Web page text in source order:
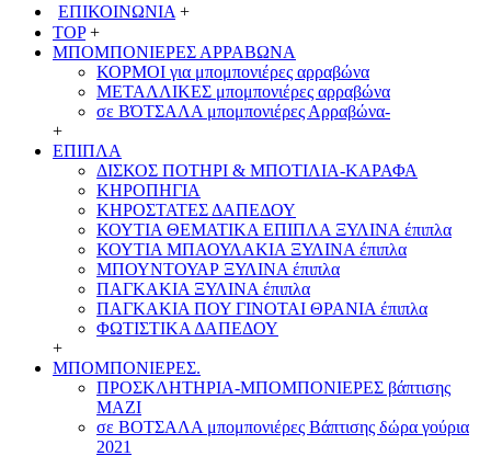
ΕΠΙΚΟΙΝΩΝΙΑ +
TOP +
ΜΠΟΜΠΟΝΙΕΡΕΣ ΑΡΡΑΒΩΝΑ
ΚΟΡΜΟΙ για μπομπονιέρες αρραβώνα
ΜΕΤΑΛΛΙΚΕΣ μπομπονιέρες αρραβώνα
σε ΒΌΤΣΑΛΑ μπομπονιέρες Αρραβώνα-
+
ΕΠΙΠΛΑ
ΔΙΣΚΟΣ ΠΟΤΗΡΙ & ΜΠΟΤΙΛΙΑ-ΚΑΡΑΦΑ
ΚΗΡΟΠΗΓΙΑ
ΚΗΡΟΣΤΑΤΕΣ ΔΑΠΕΔΟΥ
ΚΟΥΤΙΑ ΘΕΜΑΤΙΚΑ ΕΠΙΠΛΑ ΞΥΛΙΝΑ έπιπλα
ΚΟΥΤΙΑ ΜΠΑΟΥΛΑΚΙΑ ΞΥΛΙΝΑ έπιπλα
ΜΠΟΥΝΤΟΥΑΡ ΞΥΛΙΝΑ έπιπλα
ΠΑΓΚΑΚΙΑ ΞΥΛΙΝΑ έπιπλα
ΠΑΓΚΑΚΙΑ ΠΟΥ ΓΙΝΟΤΑΙ ΘΡΑΝΙΑ έπιπλα
ΦΩΤΙΣΤΙΚΑ ΔΑΠΕΔΟΥ
+
ΜΠΟΜΠΟΝΙΕΡΕΣ.
ΠΡΟΣΚΛΗΤΗΡΙΑ-ΜΠΟΜΠΟΝΙΕΡΕΣ βάπτισης
ΜΑΖΙ
σε ΒΟΤΣΑΛΑ μπομπονιέρες Βάπτισης δώρα γούρια
2021